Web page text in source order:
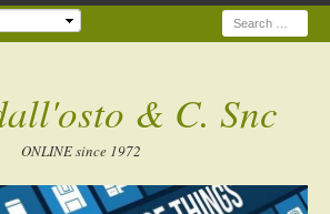
Search
& C. Snc
ONLINE since 1972